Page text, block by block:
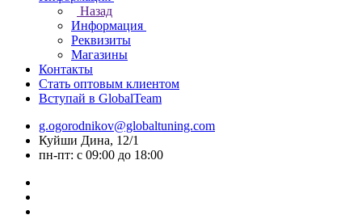
Назад
Информация
Реквизиты
Магазины
Контакты
Стать оптовым клиентом
Вступай в GlobalTeam
g.ogorodnikov@globaltuning.com
Куйши Дина, 12/1
пн-пт: с 09:00 до 18:00